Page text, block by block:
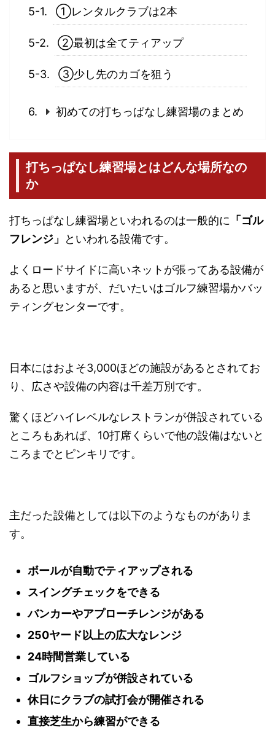
①レンタルクラブは2本
②最初は全てティアップ
③少し先のカゴを狙う
初めての打ちっぱなし練習場のまとめ
打ちっぱなし練習場とはどんな場所なの
か
打ちっぱなし練習場といわれるのは一般的に 「ゴル
フレンジ」
といわれる設備です。
よくロードサイドに高いネットが張ってある設備が
あると思いますが、だいたいはゴルフ練習場かバッ
ティングセンターです。
日本にはおよそ3,000ほどの施設があるとされてお
り、広さや設備の内容は千差万別です。
驚くほどハイレベルなレストランが併設されている
ところもあれば、10打席くらいで他の設備はないと
ころまでとピンキリです。
主だった設備としては以下のようなものがありま
す。
ボールが自動でティアップされる
スイングチェックをできる
バンカーやアプローチレンジがある
250ヤード以上の広大なレンジ
24時間営業している
ゴルフショップが併設されている
休日にクラブの試打会が開催される
直接芝生から練習ができる